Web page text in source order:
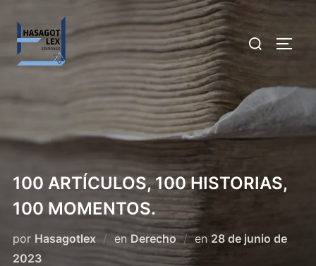
contenido
Buscar:
100 ARTÍCULOS, 100 HISTORIAS,
100 MOMENTOS.
por Hasagotlex en Derecho en Publicado
28 de junio de
2023